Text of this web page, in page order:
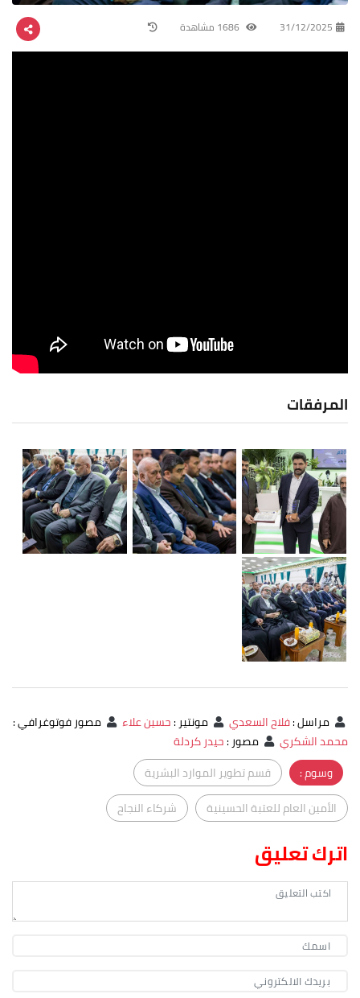
31/12/2025
المرفقات
مراسل:فلاح السعدي مونتير:حسين علاء مصور فوتوغرافي:
محمد الشكري
مصور:حيدر كردلة
وسوم :
قسم تطوير الموارد البشرية
الأمين العام للعتبة الحسينية
شركاء النجاح
اترك تعليق